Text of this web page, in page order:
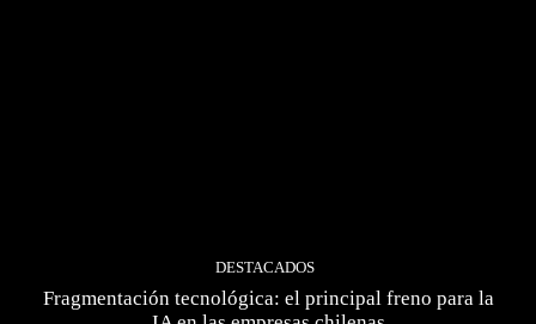
DESTACADOS
Fragmentación tecnológica: el principal freno para la